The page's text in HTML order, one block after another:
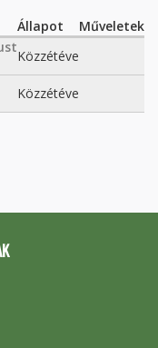
Állapot
Műveletek
Közzétéve
Közzétéve